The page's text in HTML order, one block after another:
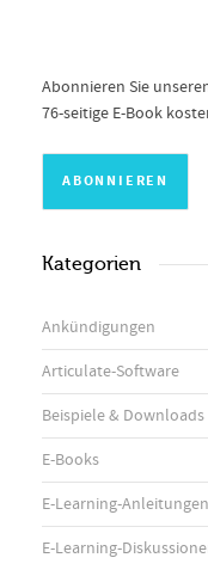
Abonnieren Sie
76-seitige E-Book
Kategorien
Ankündigungen
Articulate-Software
Beispiele & Downloads
E-Books
E-Learning-Anleitungen
E-Learning-